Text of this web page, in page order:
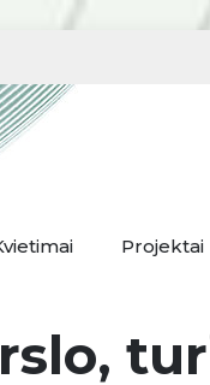
Projektai